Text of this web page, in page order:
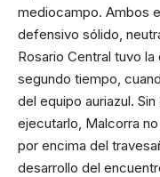
mediocampo. Ambos
defensivo sólido,
Rosario Central tuvo
segundo tiempo,
del equipo auriazul.
ejecutarlo, Malcorra
por encima del
desarrollo del